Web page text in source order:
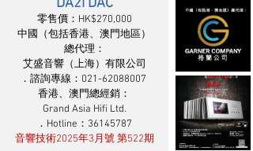
DA2i DAC
零售價：HK$270,000
中國（包括香港、澳門地區）
總代理：
艾盛音響（上海）有限公司
．諮詢專線：021-62088007
香港、澳門總經銷：
Grand Asia Hifi Ltd.
．Hotline：36145787
音響技術2025年3月號 第522期